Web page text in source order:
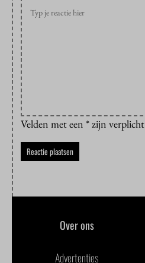
Velden met een * zijn verplicht
Over ons
Advertenties